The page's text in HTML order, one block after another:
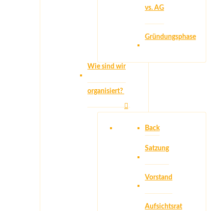
vs. AG
Gründungsphase
Wie sind wir
organisiert?
Back
Satzung
Vorstand
Aufsichtsrat